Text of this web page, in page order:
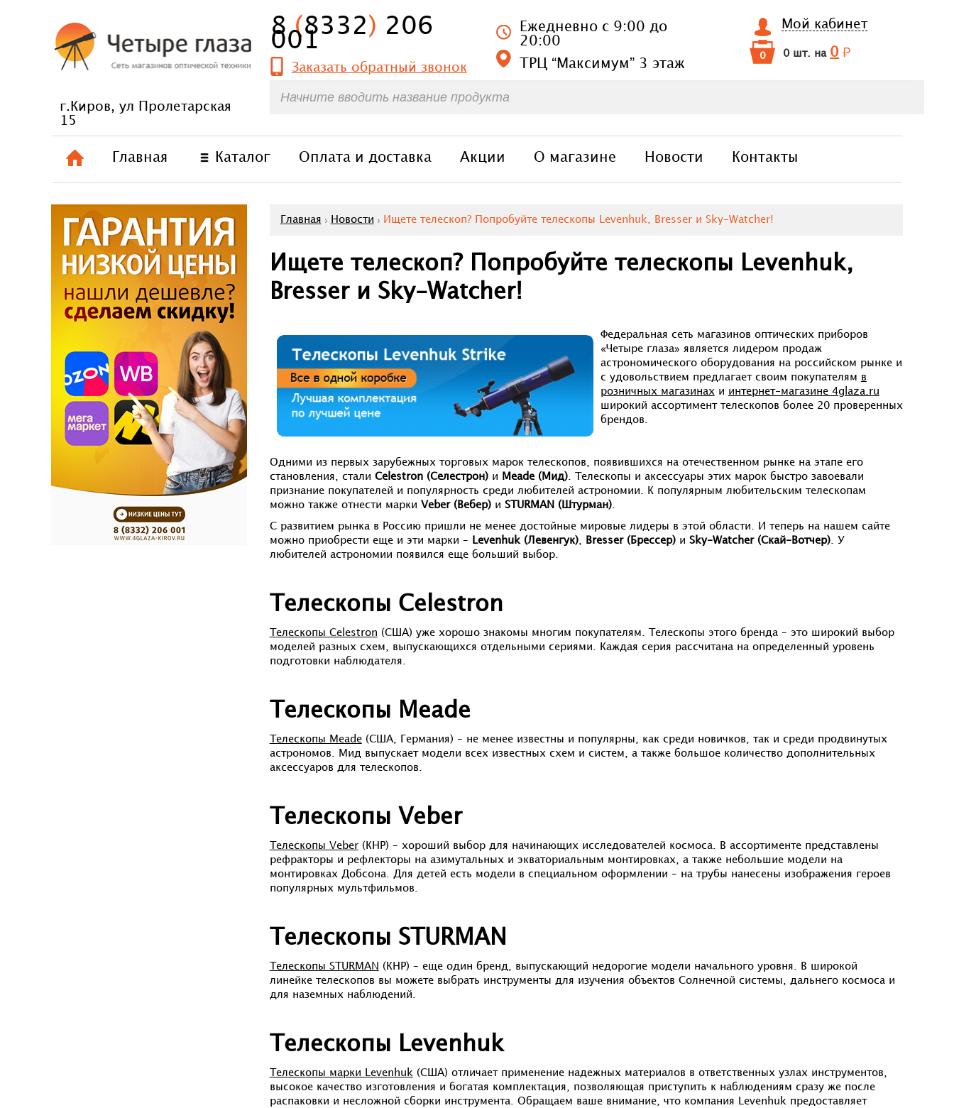
г.Киров, ул Пролетарская
15
8(8332 ) 206
001
Заказать обратный звонок
Ежедневно с 9:00 до
20:00
ТРЦ “Максимум” 3 этаж
Мой кабинет
0 0 шт. на 0
Главная Каталог Оплата и доставка Акции О магазине Новости Контакты
Главная Новости Ищете телескоп? Попробуйте телескопы Levenhuk, Bresser и Sky-Watcher!
Ищете телескоп? Попробуйте телескопы Levenhuk,
Bresser и Sky-Watcher!
Федеральная сеть магазинов оптических приборов
«Четыре глаза» является лидером продаж
астрономического оборудования на российском рынке и
с удовольствием предлагает своим покупателям в
розничных магазинахи интернет-магазине 4glaza.ru
широкий ассортимент телескопов более 20 проверенных
брендов.
Одними из первых зарубежных торговых марок телескопов, появившихся на отечественном рынке на этапе его
становления, стали Celestron (Селестрон)и Meade (Мид). Телескопы и аксессуары этих марок быстро завоевали
признание покупателей и популярность среди любителей астрономии. К популярным любительским телескопам
можно также отнести марки Veber (Вебер)и STURMAN (Штурман).
С развитием рынка в Россию пришли не менее достойные мировые лидеры в этой области. И теперь на нашем сайте
можно приобрести еще и эти марки –
Levenhuk (Левенгук), Bresser (Брессер)и Sky-Watcher (Скай-Вотчер). У
любителей астрономии появился еще больший выбор.
Телескопы Celestron
Телескопы Celestron (США) уже хорошо знакомы многим покупателям. Телескопы этого бренда – это широкий выбор
моделей разных схем, выпускающихся отдельными сериями. Каждая серия рассчитана на определенный уровень
подготовки наблюдателя.
Телескопы Meade
Телескопы Meade(США, Германия) – не менее известны и популярны, как среди новичков, так и среди продвинутых
астрономов. Мид выпускает модели всех известных схем и систем, а также большое количество дополнительных
аксессуаров для телескопов.
Телескопы Veber
Телескопы Veber(КНР) – хороший выбор для начинающих исследователей космоса. В ассортименте представлены
рефракторы и рефлекторы на азимутальных и экваториальным монтировках, а также небольшие модели на
монтировках Добсона. Для детей есть модели в специальном оформлении – на трубы нанесены изображения героев
популярных мультфильмов.
Телескопы STURMAN
Телескопы STURMAN (КНР) – еще один бренд, выпускающий недорогие модели начального уровня. В широкой
линейке телескопов вы можете выбрать инструменты для изучения объектов Солнечной системы, дальнего космоса и
для наземных наблюдений.
Телескопы Levenhuk
Телескопы марки Levenhuk(США) отличает применение надежных материалов в ответственных узлах инструментов,
высокое качество изготовления и богатая комплектация, позволяющая приступить к наблюдениям сразу же после
распаковки и несложной сборки инструмента. Обращаем ваше внимание, что компания Levenhuk предоставляет